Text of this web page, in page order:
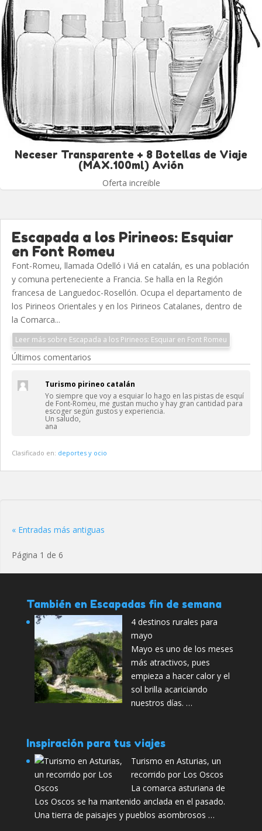
Neceser Transparente + 8 Botellas de Viaje
(MAX.100ml) Avión
Oferta increible
Escapada a los Pirineos: Esquiar
en Font Romeu
Font-Romeu, llamada Odelló i Viá en catalán, es una población
y comuna perteneciente a Francia. Se halla en la Región
francesa de Languedoc-Rosellón. Ocupa el departamento de
los Pirineos Orientales y en los Pirineos Catalanes, dentro de
la Comarca...
Leer más sobre Escapada a los Pirineos: Esquiar en Font Romeu
Últimos comentarios
Turismo pirineo catalán
Yo siempre que voy a esquiar lo hago en las pistas de esquí
de Font-Romeu, me gustan mucho y hay gran cantidad para
escoger según gustos y experiencia.
Un saludo,
ana
Clasificado en: deportes y ocio
« Entradas más antiguas
Página 1 de 6
También en Escapadas fin de semana
4 destinos rurales para
mayo
Mayo es uno de los meses
más atractivos, pues
empieza a hacer calor y el
sol brilla acariciando
nuestros días. …
Inspiración para tus viajes
Turismo en Asturias, un
recorrido por Los Oscos
La comarca asturiana de
Los Oscos se ha mantenido anclada en el pasado.
Una tierra de paisajes y pueblos asombrosos …